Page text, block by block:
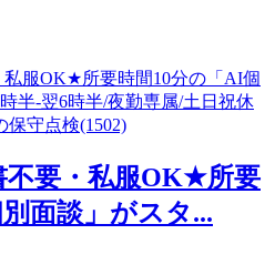
不要・私服OK★所要
面談」がスタ...